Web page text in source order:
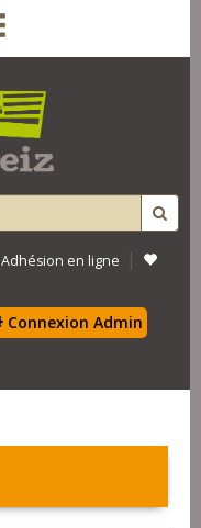
Adhésion en ligne |
Connexion Admin